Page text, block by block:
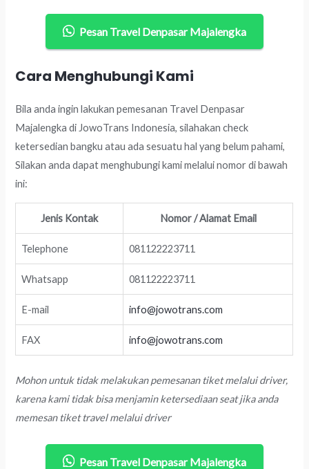
Pesan Travel Denpasar Majalengka
Cara Menghubungi Kami
Bila anda ingin lakukan pemesanan Travel Denpasar
Majalengka di JowoTrans Indonesia, silahakan check
ketersedian bangku atau ada sesuatu hal yang belum pahami,
Silakan anda dapat menghubungi kami melalui nomor di bawah
ini:
Jenis Kontak Nomor / Alamat Email
Telephone 081122223711
Whatsapp 081122223711
E-mail info@jowotrans.com
FAX info@jowotrans.com
Mohon untuk tidak melakukan pemesanan tiket melalui driver,
karena kami tidak bisa menjamin ketersediaan seat jika anda
memesan tiket travel melalui driver
Pesan Travel Denpasar Majalengka